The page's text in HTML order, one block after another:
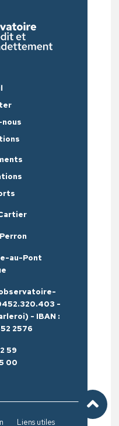
au-Pont
-
- IBAN :
2576
59
00
Liens utiles